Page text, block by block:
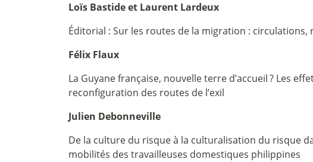
Loïs Bastide et Laurent Lardeux
Éditorial : Sur les routes de la migration : circulations,
Félix Flaux
La Guyane française, nouvelle terre d’accueil? Les
reconfiguration des routes de l’exil
Julien Debonneville
De la culture du risque à la culturalisation du risque
mobilités des travailleuses domestiques philippines